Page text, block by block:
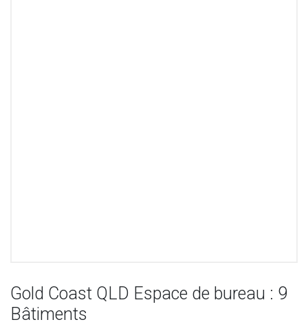
Gold Coast QLD Espace de bureau : 9
Bâtiments